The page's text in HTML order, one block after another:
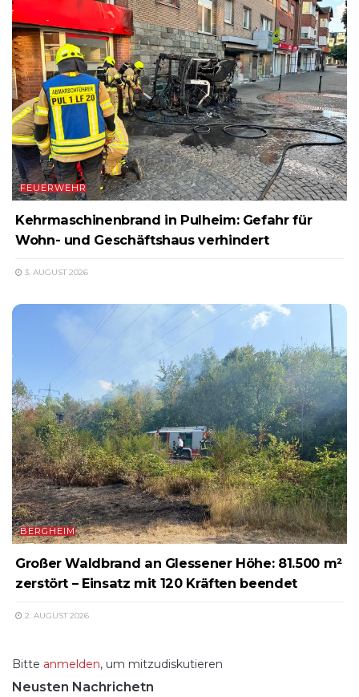
FEUERWEHR
Kehrmaschinenbrand in Pulheim: Gefahr für
Wohn- und Geschäftshaus verhindert
3. AUGUST 2026
BERGHEIM
Großer Waldbrand an Glessener Höhe: 81.500 m²
zerstört – Einsatz mit 120 Kräften beendet
2. AUGUST 2026
Bitte anmelden, um mitzudiskutieren
Neusten Nachrichetn